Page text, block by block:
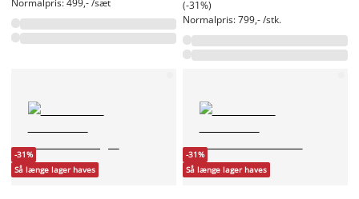
Normalpris: 499,- /sæt
(-31%)
Normalpris: 799,- /stk.
-31%
Så længe lager haves
-31%
Så længe lager haves